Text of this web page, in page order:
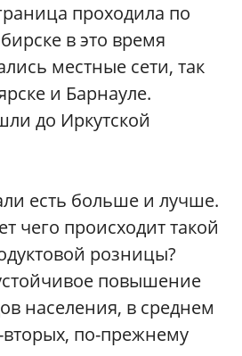
проходила по
в это время
местные сети, так
и Барнауле.
до Иркутской
есть больше и лучше.
чего происходит такой
розницы?
повышение
населения, в среднем
вторых, по-прежнему